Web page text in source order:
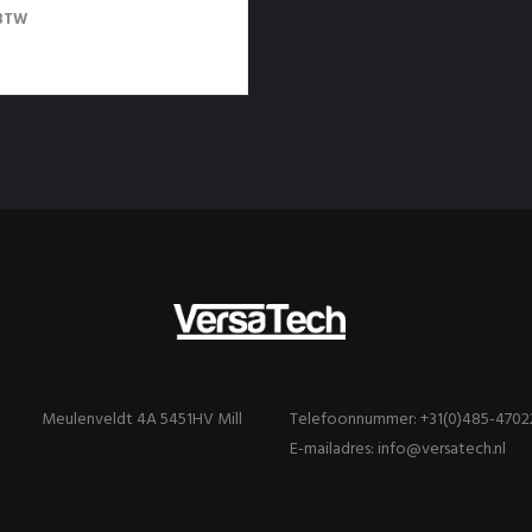
Telefoonnummer: +31(0)485-
E-mailadres: info@versatech.nl
Meulenveldt 4A 5451HV Mill